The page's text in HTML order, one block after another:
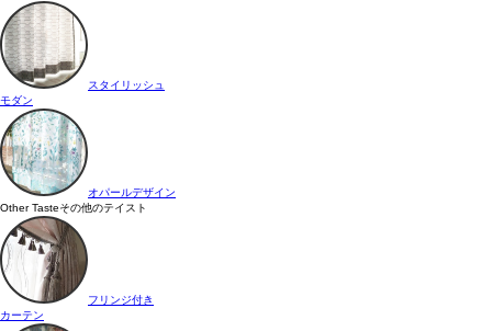
スタイリッシュ
モダン
オパールデザイン
Other Tasteその他のテイスト
フリンジ付き
カーテン